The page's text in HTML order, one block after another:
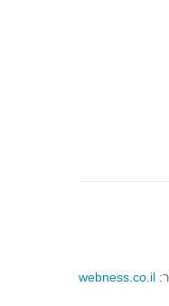
webness.co.il